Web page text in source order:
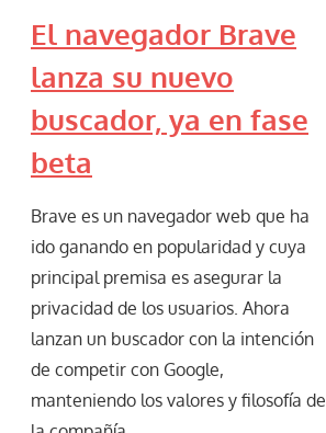
El navegador Brave
lanza su nuevo
buscador, ya en fase
beta
Brave es un navegador web que ha
ido ganando en popularidad y cuya
principal premisa es asegurar la
privacidad de los usuarios. Ahora
lanzan un buscador con la intención
de competir con Google,
manteniendo los valores y filosofía de